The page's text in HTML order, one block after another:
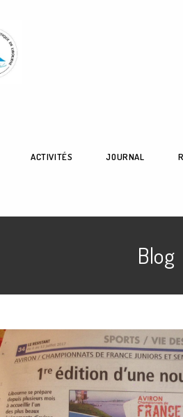
ACTIVITÉS JOURNAL
Blog